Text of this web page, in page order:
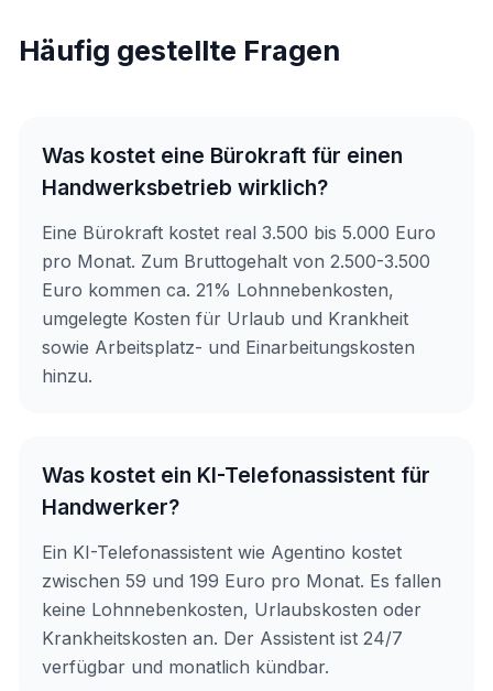
Häufig gestellte Fragen
Was kostet eine Bürokraft für einen
Handwerksbetrieb wirklich?
Eine Bürokraft kostet real 3.500 bis 5.000 Euro
pro Monat. Zum Bruttogehalt von 2.500-3.500
Euro kommen ca. 21% Lohnnebenkosten,
umgelegte Kosten für Urlaub und Krankheit
sowie Arbeitsplatz- und Einarbeitungskosten
hinzu.
Was kostet ein KI-Telefonassistent für
Handwerker?
Ein KI-Telefonassistent wie Agentino kostet
zwischen 59 und 199 Euro pro Monat. Es fallen
keine Lohnnebenkosten, Urlaubskosten oder
Krankheitskosten an. Der Assistent ist 24/7
verfügbar und monatlich kündbar.